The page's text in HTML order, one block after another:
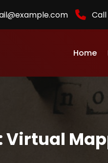
Call
usaha,
Home
Virtual